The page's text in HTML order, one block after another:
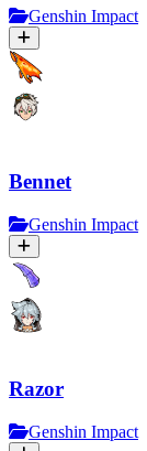
Genshin Impact
Bennet
Genshin Impact
Razor
Genshin Impact